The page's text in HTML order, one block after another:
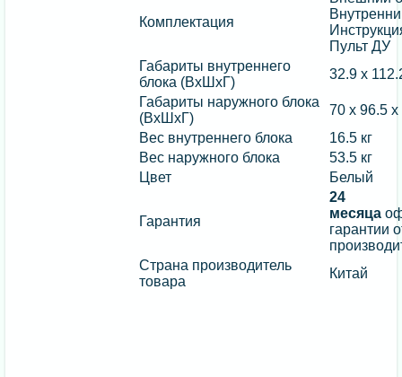
Комплектация
Пульт ДУ
Габариты внутреннего
блока (ВхШхГ)
32.9 х
Габариты наружного блока
(ВхШхГ)
70 х 96.5
Вес внутреннего блока
16.5 кг
Вес наружного блока
53.5 кг
Цвет
Белый
Гарантия
24
месяца
гарантии
Страна производитель
товара
Китай